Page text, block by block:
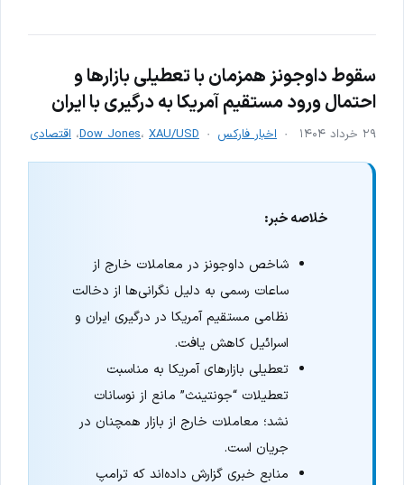
سقوط داوجونز همزمان با تعطیلی بازارها و
احتمال ورود مستقیم آمریکا به درگیری با ایران
۲۹ خرداد ۱۴۰۴ اخبار فارکس Dow Jones، XAU/USD ، اقتصادی
خلاصه خبر:
شاخص داوجونز در معاملات خارج از
ساعات رسمی به دلیل نگرانی‌ها از دخالت
نظامی مستقیم آمریکا در درگیری ایران و
اسرائیل کاهش یافت.
تعطیلی بازارهای آمریکا به مناسبت
تعطیلات “جونتینث” مانع از نوسانات
نشد؛ معاملات خارج از بازار همچنان در
جریان است.
منابع خبری گزارش داده‌اند که ترامپ